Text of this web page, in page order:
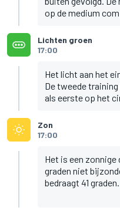
op de medium
Lichten groen
17:00
Het licht aan het
De tweede
als eerste op het
Zon
17:00
Het is een zonnige
graden niet
bedraagt 41 graden.